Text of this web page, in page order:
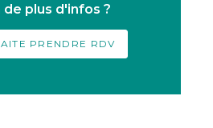
de plus d'infos ?
PRENDRE RDV